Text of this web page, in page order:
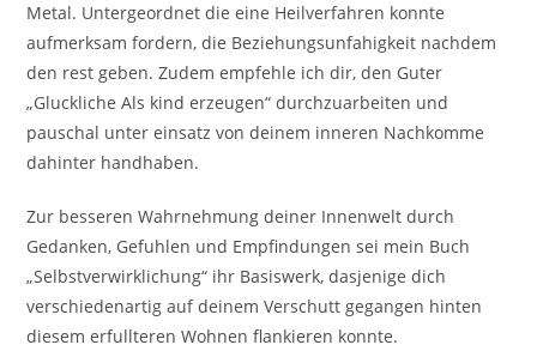
Metal. Untergeordnet die eine Heilverfahren konnte
aufmerksam fordern, die Beziehungsunfahigkeit nachdem
den rest geben. Zudem empfehle ich dir, den Guter
„Gluckliche Als kind erzeugen“ durchzuarbeiten und
pauschal unter einsatz von deinem inneren Nachkomme
dahinter handhaben.
Zur besseren Wahrnehmung deiner Innenwelt durch
Gedanken, Gefuhlen und Empfindungen sei mein Buch
„Selbstverwirklichung“ ihr Basiswerk, dasjenige dich
verschiedenartig auf deinem Verschutt gegangen hinten
diesem erfullteren Wohnen flankieren konnte.